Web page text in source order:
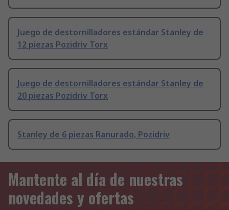
Juego de destornilladores estándar Stanley de
12 piezas Pozidriv Torx
Juego de destornilladores estándar Stanley de
20 piezas Pozidriv Torx
Stanley de 6 piezas Ranurado, Pozidriv
Mantente al día de nuestras
novedades y ofertas